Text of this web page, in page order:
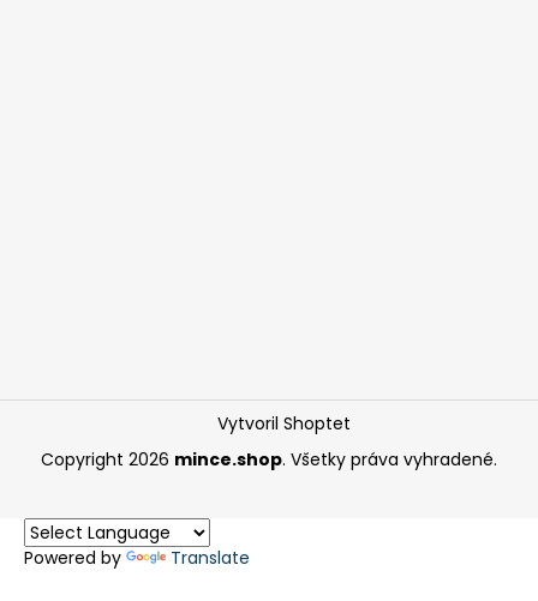
Vytvoril Shoptet
Copyright 2026 mince.shop. Všetky práva vyhradené.
Powered by Translate